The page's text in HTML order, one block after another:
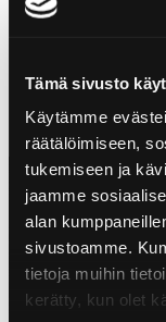
Tämä sivusto
Käytämme
räätälöimiseen,
tukemiseen ja
jaamme
alan
sivustoamme.
tietoja muihin
kerätty, kun olet